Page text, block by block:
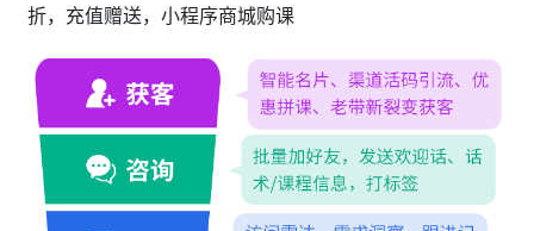
折，充值赠送，小程序商城购课